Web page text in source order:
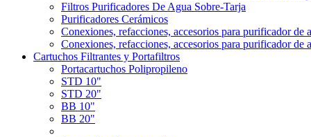
Filtros Purificadores De Agua Sobre-Tarja
Purificadores Cerámicos
Conexiones, refacciones, accesorios para purificador de
Conexiones, refacciones, accesorios para purificador de
Cartuchos Filtrantes y Portafiltros
Portacartuchos Polipropileno
STD 10"
STD 20"
BB 10"
BB 20"